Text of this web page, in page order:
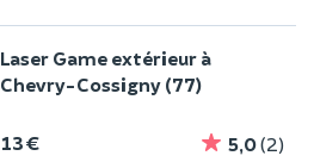
Laser Game extérieur à
Chevry-Cossigny (77)
13 € 5,0(2)